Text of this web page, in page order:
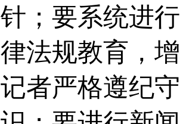
；要系统进行
法规教育，增
者严格遵纪守